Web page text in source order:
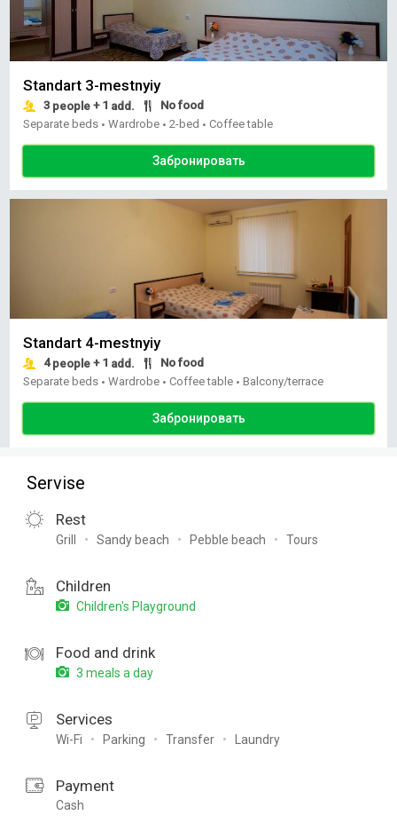
Standart 3-mestnyiy
3 people + 1 add.
No food
Separate beds • Wardrobe • 2-bed • Coffee table
Забронировать
Standart 4-mestnyiy
4people + 1 add.
No food
Separate beds • Wardrobe • Coffee table • Balcony/terrace
Забронировать
Servise
Rest
Grill Sandy beach Pebble beach Tours
Children
Children's Playground
Food and drink
3 meals a day
Services
Wi-Fi Parking Transfer Laundry
Payment
Cash